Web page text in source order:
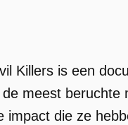
Killers is een
meest beruchte
impact die ze